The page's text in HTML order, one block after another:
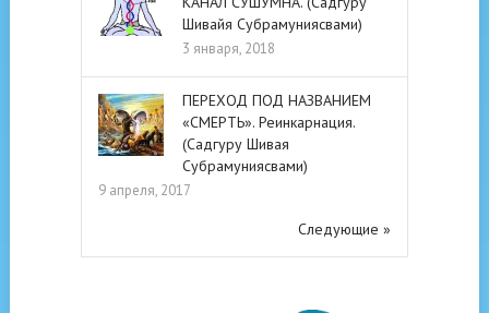
Шивайя Субрамуниясвами)
3 января, 2018
ПЕРЕХОД ПОД НАЗВАНИЕМ
«СМЕРТЬ». Реинкарнация.
(Садгуру Шивая
Субрамуниясвами)
9 апреля, 2017
Следующие »